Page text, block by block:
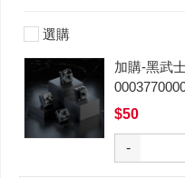
選購
加購-黑武
$50
-